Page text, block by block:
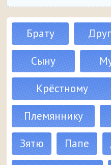
Брату
Сыну
Крёстному
Племяннику
Зятю
Папе